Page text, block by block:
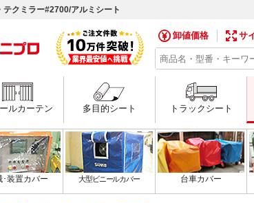
テクミラー#2700/アルミシート
卸値価格 サ
ルカーテン 多目的シート トラックシート
･装置カバー 大型ビニールカバー 台車カバー